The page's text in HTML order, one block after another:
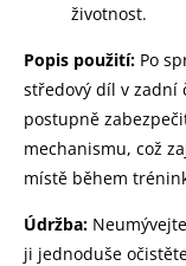
životnost.
Popis použití: Po
středový díl v zadní
postupně
mechanismu, což
místě během
Údržba:
ji jednoduše